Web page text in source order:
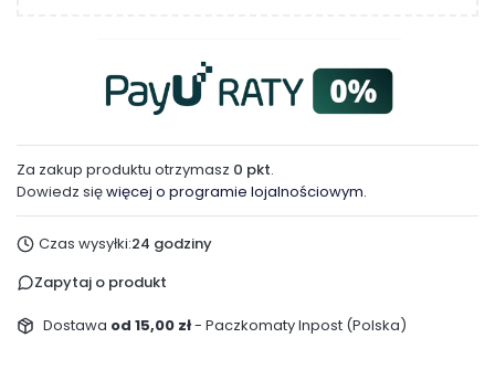
Za zakup produktu otrzymasz 0 pkt.
Dowiedz sięwięcej o programie lojalnościowym.
Czas wysyłki:24 godziny
Zapytaj o produkt
Dostawa od 15,00 zł- Paczkomaty Inpost (Polska)